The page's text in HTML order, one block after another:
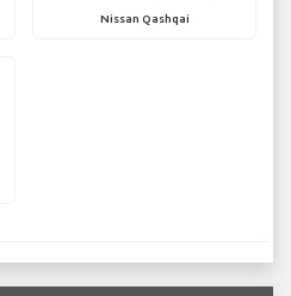
Nissan Qashqai